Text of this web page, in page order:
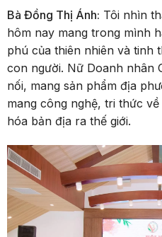
Bà Đồng Thị Ánh: Tôi nhìn
hôm nay mang trong mình
phú của thiên nhiên và tinh
con người. Nữ Doanh nhân
nối, mang sản phẩm địa
mang công nghệ, tri thức
hóa bản địa ra thế giới.